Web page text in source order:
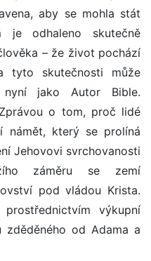
aby se mohla stát
je odhaleno skutečně
– že život pochází
tyto skutečnosti může
jako Autor Bible.
o tom, proč lidé
námět, který se prolíná
Jehovovi svrchovanosti
záměru se zemí
pod vládou Krista.
výkupní
od Adama a